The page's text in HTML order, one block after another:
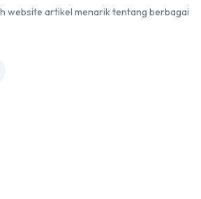
website artikel menarik tentang berbagai